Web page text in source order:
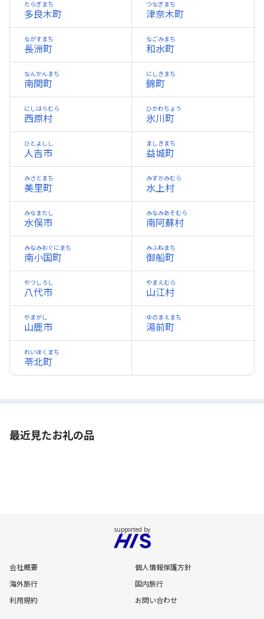
多良木町
たらぎまち
津奈木町
つなぎまち
長洲町
ながすまち
和水町
なごみまち
南関町
なんかんまち
錦町
にしきまち
西原村
にしはらむら
氷川町
ひかわちょう
人吉市
ひとよしし
益城町
ましきまち
美里町
みさとまち
水上村
みずかみむら
水俣市
みなまたし
南阿蘇村
みなみあそむら
南小国町
みなみおぐにまち
御船町
みふねまち
八代市
やつしろし
山江村
やまえむら
山鹿市
やまがし
湯前町
ゆのまえまち
苓北町
れいほくまち
最近見たお礼の品
会社概要
個人情報保護方針
海外旅行
国内旅行
利用規約
お問い合わせ